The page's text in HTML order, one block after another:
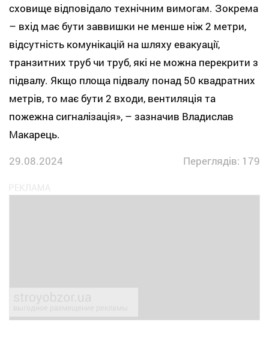
сховище відповідало технічним вимогам. Зокрема
– вхід має бути заввишки не менше ніж 2 метри,
відсутність комунікацій на шляху евакуації,
транзитних труб чи труб, які не можна перекрити з
підвалу. Якщо площа підвалу понад 50 квадратних
метрів, то має бути 2 входи, вентиляція та
пожежна сигналізація», – зазначив Владислав
Макарець.
29.08.2024
Переглядів: 179